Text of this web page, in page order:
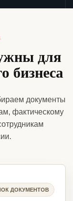
для
бизнеса
документы
фактическому
ДОКУМЕНТОВ